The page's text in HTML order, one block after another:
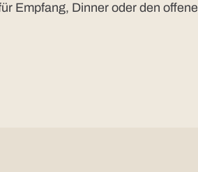
Empfang, Dinner oder den